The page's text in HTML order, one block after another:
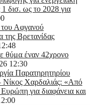
1 δισ. ως το 2028 για
του Αφγανού
της Βρετανίδας
θύμα έναν 42χρονο
12:30
Παρατηρητηρίου
Νίκος Χαρδαλιάς: «Από
για διαφάνεια και